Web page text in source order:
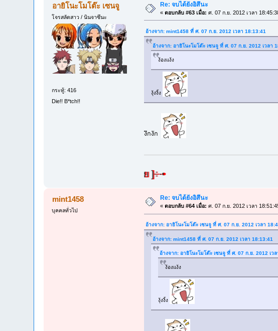
อายิโนะโมโต๊ะ เซนจู
โจรสลัดสาว / นินจาซึนะ
กระทู้: 416
Die!! B*tch!!
Re: จบได้ยังอิสึนะ
«ตอบกลับ #63 เมื่อ: ศ. 07 ก.ย. 2012 เวลา
อ้างจาก: mint1458 ที่ ศ. 07 ก.ย. 2012 เวลา 18:13:41
อ้างจาก: อายิโนะโมโต๊ะ เซนจู ที่ ศ. 07 ก.ย. 2012 เวลา
ง้องแง้ง
งุ้งงิ้ง
งึกงัก
mint1458
บุคคลทั่วไป
Re: จบได้ยังอิสึนะ
«ตอบกลับ #64 เมื่อ: ศ. 07 ก.ย. 2012 เวลา
อ้างจาก: อายิโนะโมโต๊ะ เซนจู ที่ ศ. 07 ก.ย. 2012 เวลา
อ้างจาก: mint1458 ที่ ศ. 07 ก.ย. 2012 เวลา 18:13:41
อ้างจาก: อายิโนะโมโต๊ะ เซนจู ที่ ศ. 07 ก.ย. 2012 เว
ง้องแง้ง
งุ้งงิ้ง